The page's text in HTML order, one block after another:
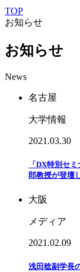
TOP
お知らせ
お知らせ
News
名古屋
大学情報
2021.03.30
「DX特別セ
郎教授が登壇
大阪
メディア
2021.02.09
浅田稔副学長